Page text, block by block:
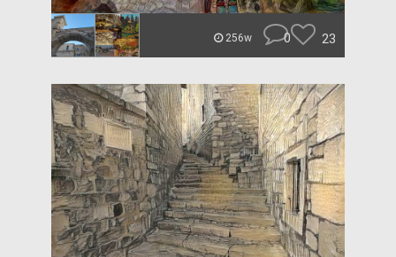
256w 0 23